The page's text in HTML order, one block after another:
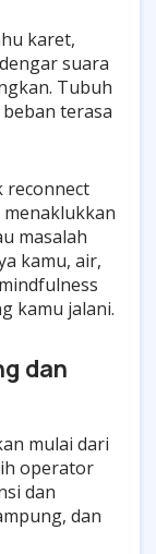
karet,
suara
Tubuh
terasa
reconnect
masalah
kamu, air,
kamu jalani.
dan
mulai dari
operator
dan
dan